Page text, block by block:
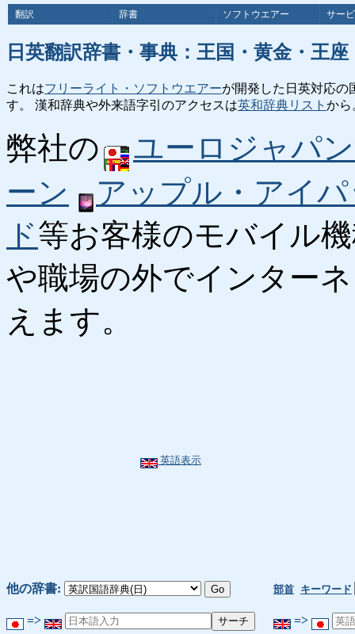
翻訳 辞書 ソフトウエアー サー
日英翻訳辞書・事典：王国・黄金・王
これはフリーライト・ソフトウエアーが開発した日英対応の
す。 漢和辞典や外来語字引のアクセスは英和辞典リスト から
弊社の
ユーロジャパ
ーン
アップル・アイ
ド等お客様のモバイル
や職場の外でインター
えます。
英語表示
他の辞書: 部首 キーワード
=> =>